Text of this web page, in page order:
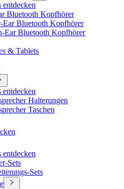
entdecken
Bluetooth Kopfhörer
Ear Bluetooth Kopfhörer
Ear Bluetooth Kopfhörer
& Tablets
entdecken
Halterungen
Taschen
entdecken
Sets
Sets